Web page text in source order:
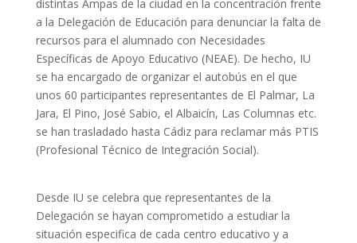
distintas Ampas de la ciudad en la concentración frente
a la Delegación de Educación para denunciar la falta de
recursos para el alumnado con Necesidades
Específicas de Apoyo Educativo (NEAE). De hecho, IU
se ha encargado de organizar el autobús en el que
unos 60 participantes representantes de El Palmar, La
Jara, El Pino, José Sabio, el Albaicín, Las Columnas etc.
se han trasladado hasta Cádiz para reclamar más PTIS
(Profesional Técnico de Integración Social).
Desde IU se celebra que representantes de la
Delegación se hayan comprometido a estudiar la
situación especifica de cada centro educativo y a